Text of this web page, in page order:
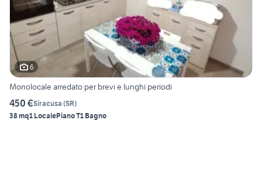
6
Monolocale arredato per brevi e lunghi periodi
450 €Siracusa (SR)
38 mq1 LocalePiano T1 Bagno